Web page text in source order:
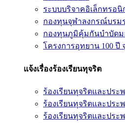
ระบบบริจาคอิเล็กทรอนิ
กองทุนจุฬาลงกรณ์บรม
กองทุนภูมิคุ้มกันบำบัดม
โครงการอุทยาน 100
แจ้งเรื่องร้องเรียนทุจริต
ร้องเรียนทุจริตและปร
ร้องเรียนทุจริตและปร
ร้องเรียนทุจริตและปร